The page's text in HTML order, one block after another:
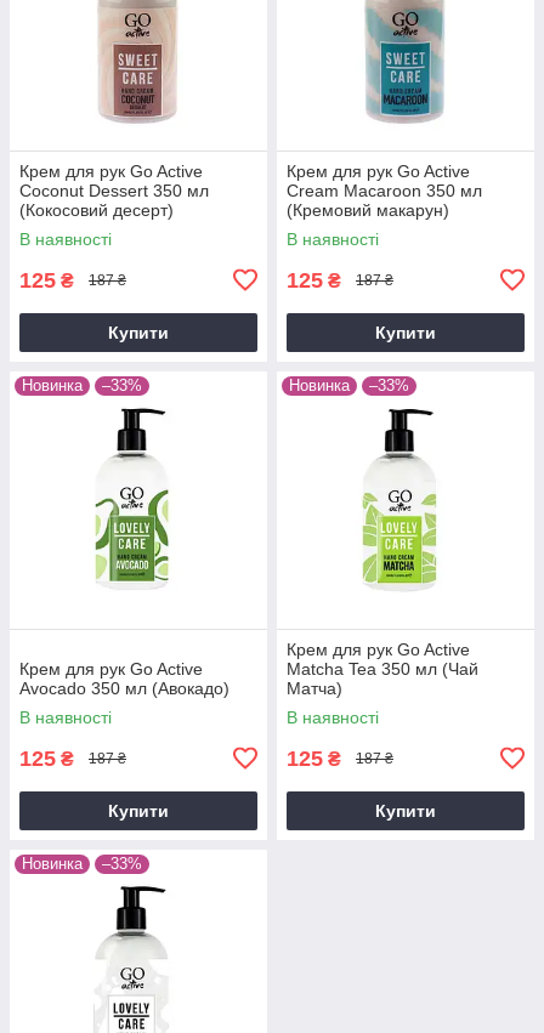
Крем для рук Go Active
Coconut Dessert 350 мл
(Кокосовий десерт)
В наявності
125 ₴ 187 ₴
Купити
Крем для рук Go Active
Cream Macaroon 350 мл
(Кремовий макарун)
В наявності
125 ₴ 187 ₴
Купити
Новинка –33%
Крем для рук Go Active
Avocado 350 мл (Авокадо)
В наявності
125 ₴ 187 ₴
Купити
Новинка –33%
Крем для рук Go Active
Matcha Tea 350 мл (Чай
Матча)
В наявності
125 ₴ 187 ₴
Купити
Новинка –33%